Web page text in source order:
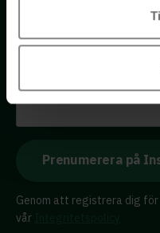
Få tillgång till kostnadsfria
rådgivare – direkt i din
Genom att registrera dig
vår